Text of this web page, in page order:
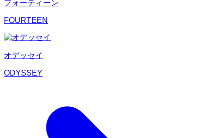
フォーティーン
FOURTEEN
オデッセイ
ODYSSEY